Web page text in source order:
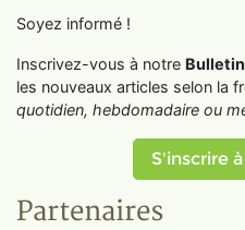
Soyez informé !
Inscrivez-vous à notre
les nouveaux articles selon la
quotidien, hebdomadaire ou
S'inscrire
Partenaires